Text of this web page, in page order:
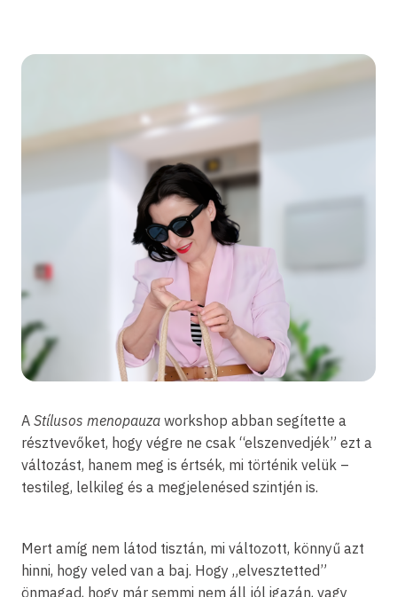
A Stílusos menopauza workshop abban segítette a
résztvevőket, hogy végre ne csak “elszenvedjék” ezt a
változást, hanem meg is értsék, mi történik velük –
testileg, lelkileg és a megjelenésed szintjén is.
Mert amíg nem látod tisztán, mi változott, könnyű azt
hinni, hogy veled van a baj. Hogy „elvesztetted”
önmagad, hogy már semmi nem áll jól igazán, vagy